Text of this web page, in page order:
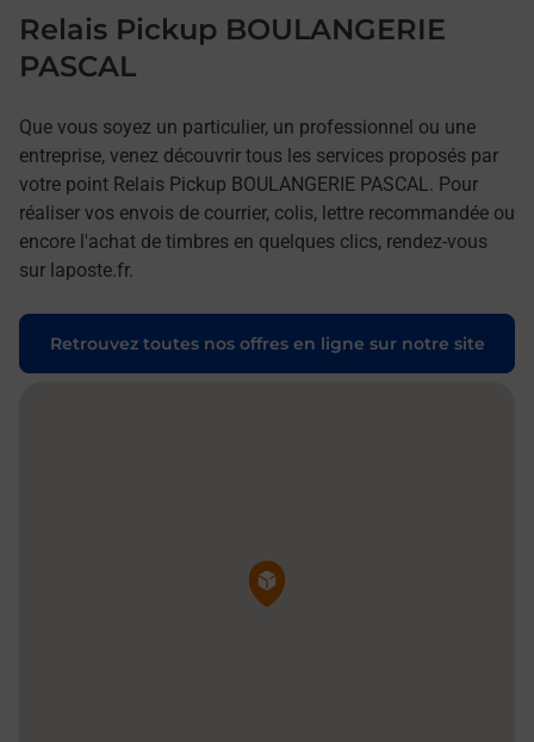
Relais Pickup BOULANGERIE
PASCAL
Que vous soyez un particulier, un professionnel ou une
entreprise, venez découvrir tous les services proposés par
votre point Relais Pickup BOULANGERIE PASCAL. Pour
réaliser vos envois de courrier, colis, lettre recommandée ou
encore l'achat de timbres en quelques clics, rendez-vous
sur laposte.fr.
Retrouvez toutes nos offres en ligne sur notre site
Pin de la carte